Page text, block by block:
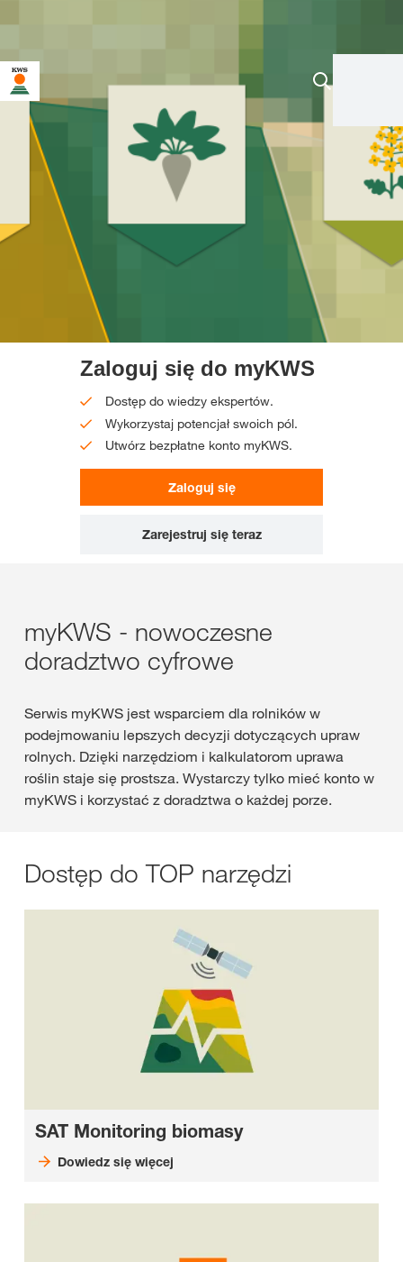
Zaloguj się do myKWS
Dostęp do wiedzy ekspertów.
Wykorzystaj potencjał swoich pól.
Utwórz bezpłatne konto myKWS.
Zaloguj się
Zarejestruj się teraz
myKWS - nowoczesne
doradztwo cyfrowe
Serwis myKWS jest wsparciem dla rolników w
podejmowaniu lepszych decyzji dotyczących upraw
rolnych. Dzięki narzędziom i kalkulatorom uprawa
roślin staje się prostsza. Wystarczy tylko mieć konto w
myKWS i korzystać z doradztwa o każdej porze.
Dostęp do TOP narzędzi
SAT Monitoring biomasy
Dowiedz się więcej